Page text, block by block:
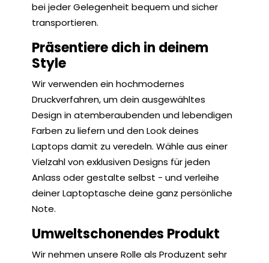
bei jeder Gelegenheit bequem und sicher
transportieren.
Präsentiere dich in deinem
Style
Wir verwenden ein hochmodernes
Druckverfahren, um dein ausgewähltes
Design in atemberaubenden und lebendigen
Farben zu liefern und den Look deines
Laptops damit zu veredeln. Wähle aus einer
Vielzahl von exklusiven Designs für jeden
Anlass oder gestalte selbst - und verleihe
deiner Laptoptasche deine ganz persönliche
Note.
Umweltschonendes Produkt
Wir nehmen unsere Rolle als Produzent sehr